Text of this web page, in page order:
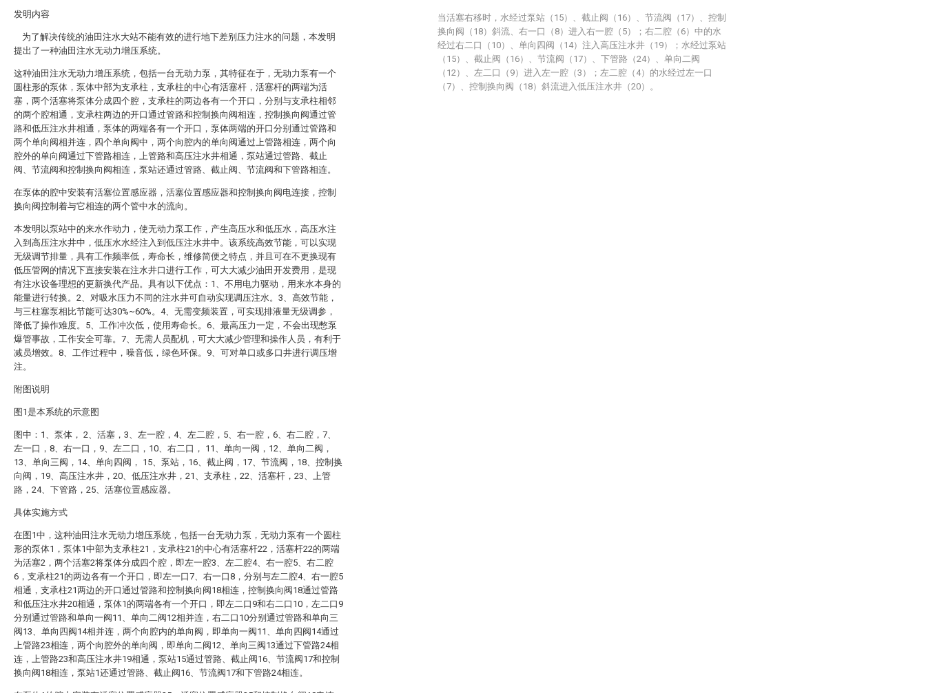
发明内容
为了解决传统的油田注水大站不能有效的进行地下差别压力注水的问题，本发明
提出了一种油田注水无动力增压系统。
这种油田注水无动力增压系统，包括一台无动力泵，其特征在于，无动力泵有一个
圆柱形的泵体，泵体中部为支承柱，支承柱的中心有活塞杆，活塞杆的两端为活
塞，两个活塞将泵体分成四个腔，支承柱的两边各有一个开口，分别与支承柱相邻
的两个腔相通，支承柱两边的开口通过管路和控制换向阀相连，控制换向阀通过管
路和低压注水井相通，泵体的两端各有一个开口，泵体两端的开口分别通过管路和
两个单向阀相并连，四个单向阀中，两个向腔内的单向阀通过上管路相连，两个向
腔外的单向阀通过下管路相连，上管路和高压注水井相通，泵站通过管路、截止
阀、节流阀和控制换向阀相连，泵站还通过管路、截止阀、节流阀和下管路相连。
在泵体的腔中安装有活塞位置感应器，活塞位置感应器和控制换向阀电连接，控制
换向阀控制着与它相连的两个管中水的流向。
本发明以泵站中的来水作动力，使无动力泵工作，产生高压水和低压水，高压水注
入到高压注水井中，低压水水经注入到低压注水井中。该系统高效节能，可以实现
无级调节排量，具有工作频率低，寿命长，维修简便之特点，并且可在不更换现有
低压管网的情况下直接安装在注水井口进行工作，可大大减少油田开发费用，是现
有注水设备理想的更新换代产品。具有以下优点：1、不用电力驱动，用来水本身的
能量进行转换。2、对吸水压力不同的注水井可自动实现调压注水。3、高效节能，
与三柱塞泵相比节能可达30%~60%。4、无需变频装置，可实现排液量无级调参，
降低了操作难度。5、工作冲次低，使用寿命长。6、最高压力一定，不会出现憋泵
爆管事故，工作安全可靠。7、无需人员配机，可大大减少管理和操作人员，有利于
减员增效。8、工作过程中，噪音低，绿色环保。9、可对单口或多口井进行调压增
注。
附图说明
图1是本系统的示意图
图中：1、泵体， 2、活塞，3、左一腔，4、左二腔，5、右一腔，6、右二腔，7、
左一口，8、右一口，9、左二口，10、右二口， 11、单向一阀，12、单向二阀，
13、单向三阀，14、单向四阀， 15、泵站，16、截止阀，17、节流阀，18、控制换
向阀，19、高压注水井，20、低压注水井，21、支承柱，22、活塞杆，23、上管
路，24、下管路，25、活塞位置感应器。
具体实施方式
在图1中，这种油田注水无动力增压系统，包括一台无动力泵，无动力泵有一个圆柱
形的泵体1，泵体1中部为支承柱21，支承柱21的中心有活塞杆22，活塞杆22的两端
为活塞2，两个活塞2将泵体分成四个腔，即左一腔3、左二腔4、右一腔5、右二腔
6，支承柱21的两边各有一个开口，即左一口7、右一口8，分别与左二腔4、右一腔5
相通，支承柱21两边的开口通过管路和控制换向阀18相连，控制换向阀18通过管路
和低压注水井20相通，泵体1的两端各有一个开口，即左二口9和右二口10，左二口9
分别通过管路和单向一阀11、单向二阀12相并连，右二口10分别通过管路和单向三
阀13、单向四阀14相并连，两个向腔内的单向阀，即单向一阀11、单向四阀14通过
上管路23相连，两个向腔外的单向阀，即单向二阀12、单向三阀13通过下管路24相
连，上管路23和高压注水井19相通，泵站15通过管路、截止阀16、节流阀17和控制
换向阀18相连，泵站1还通过管路、截止阀16、节流阀17和下管路24相连。
当活塞右移时，水经过泵站（15）、截止阀（16）、节流阀（17）、控制
换向阀（18）斜流、右一口（8）进入右一腔（5）；右二腔（6）中的水
经过右二口（10）、单向四阀（14）注入高压注水井（19）；水经过泵站
（15）、截止阀（16）、节流阀（17）、下管路（24）、单向二阀
（12）、左二口（9）进入左一腔（3）；左二腔（4）的水经过左一口
（7）、控制换向阀（18）斜流进入低压注水井（20）。